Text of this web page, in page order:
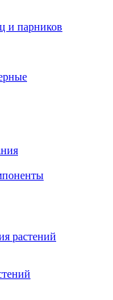
и парников
растений